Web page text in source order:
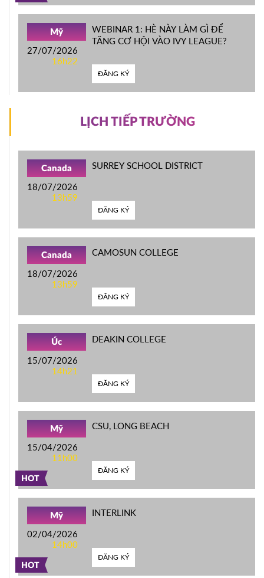
Mỹ
27/07/2026
16h22
WEBINAR 1: HÈ NÀY LÀM GÌ ĐỂ
TĂNG CƠ HỘI VÀO IVY LEAGUE?
ĐĂNG KÝ
LỊCH TIẾP TRƯỜNG
Canada
18/07/2026
13h59
SURREY SCHOOL DISTRICT
ĐĂNG KÝ
Canada
18/07/2026
13h59
CAMOSUN COLLEGE
ĐĂNG KÝ
Úc
15/07/2026
14h21
DEAKIN COLLEGE
ĐĂNG KÝ
HOT
Mỹ
15/04/2026
11h00
CSU, LONG BEACH
ĐĂNG KÝ
HOT
Mỹ
02/04/2026
14h00
INTERLINK
ĐĂNG KÝ